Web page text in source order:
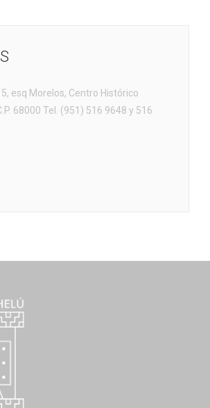
esq Morelos, Centro Histórico
68000 Tel. (951) 516 9648 y 516